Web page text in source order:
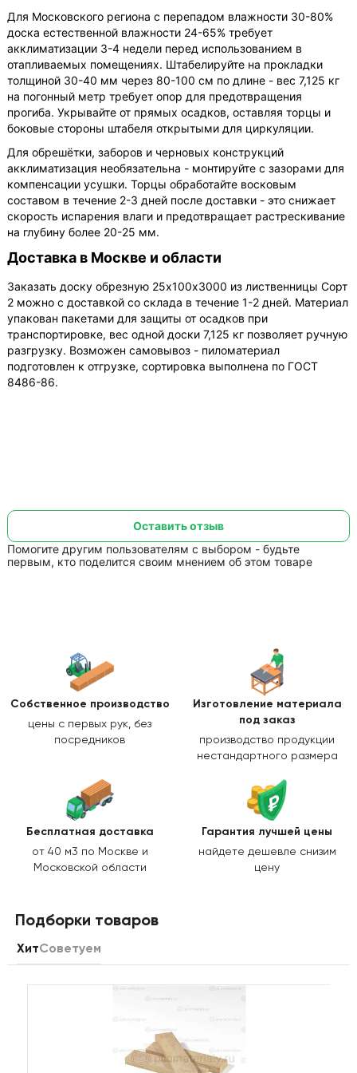
Для Московского региона с перепадом влажности 30-80%
доска естественной влажности 24-65% требует
акклиматизации 3-4 недели перед использованием в
отапливаемых помещениях. Штабелируйте на прокладки
толщиной 30-40 мм через 80-100 см по длине - вес 7,125 кг
на погонный метр требует опор для предотвращения
прогиба. Укрывайте от прямых осадков, оставляя торцы и
боковые стороны штабеля открытыми для циркуляции.
Для обрешётки, заборов и черновых конструкций
акклиматизация необязательна - монтируйте с зазорами для
компенсации усушки. Торцы обработайте восковым
составом в течение 2-3 дней после доставки - это снижает
скорость испарения влаги и предотвращает растрескивание
на глубину более 20-25 мм.
Доставка в Москве и области
Заказать доску обрезную 25х100х3000 из лиственницы Сорт
2 можно с доставкой со склада в течение 1-2 дней. Материал
упакован пакетами для защиты от осадков при
транспортировке, вес одной доски 7,125 кг позволяет ручную
разгрузку. Возможен самовывоз - пиломатериал
подготовлен к отгрузке, сортировка выполнена по ГОСТ
8486-86.
Помогите другим пользователям с выбором - будьте
первым, кто поделится своим мнением об этом товаре
Оставить отзыв
Собственное производство
цены с первых рук, без
посредников
Изготовление материала
под заказ
производство продукции
нестандартного размера
Бесплатная доставка
от 40 м3 по Москве и
Московской области
Гарантия лучшей цены
найдете дешевле снизим
цену
Подборки товаров
ХитСоветуем